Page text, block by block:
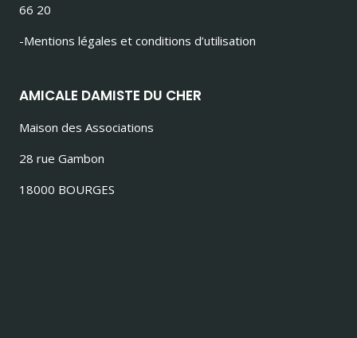
66 20
-Mentions légales et conditions d’utilisation
AMICALE DAMISTE DU CHER
Maison des Associations
28 rue Gambon
18000 BOURGES